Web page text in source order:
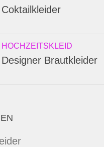
Coktailkleider
HOCHZEITSKLEID
Designer Brautkleider